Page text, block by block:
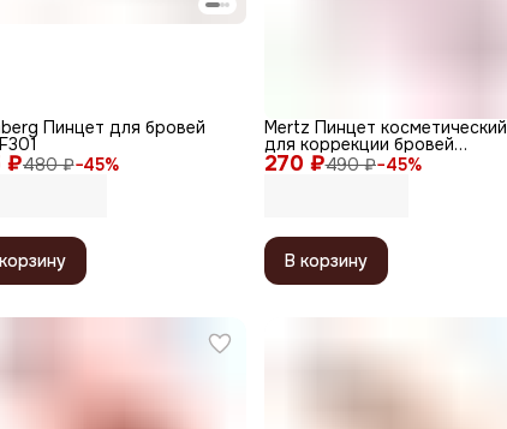
₽480 ₽−45%
Пинцет для бровей
270 ₽490 ₽−45%
Mertz Пинцет косметический
для коррекции бровей
скошенный / 184, красный, 9,5
см
В корзину